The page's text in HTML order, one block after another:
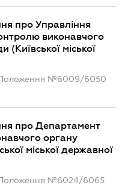
про Управління
виконавчого
(Київської міської
Положення №6009/6050
про Департамент
органу
міської державної
Положення №6024/6065